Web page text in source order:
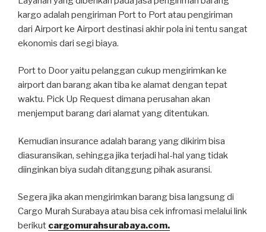
kargo adalah pengiriman Port to Port atau pengiriman
dari Airport ke Airport destinasi akhir pola ini tentu sangat
ekonomis dari segi biaya.
Port to Door yaitu pelanggan cukup mengirimkan ke
airport dan barang akan tiba ke alamat dengan tepat
waktu. Pick Up Request dimana perusahan akan
menjemput barang dari alamat yang ditentukan.
Kemudian insurance adalah barang yang dikirim bisa
diasuransikan, sehingga jika terjadi hal-hal yang tidak
diinginkan biya sudah ditanggung pihak asuransi.
Segera jika akan mengirimkan barang bisa langsung di
Cargo Murah Surabaya atau bisa cek infromasi melalui link
berikut cargomurahsurabaya.com.